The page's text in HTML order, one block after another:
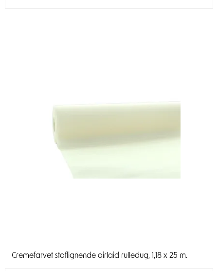
Cremefarvet stoflignende airlaid rulledug, 1,18 x 25 m.